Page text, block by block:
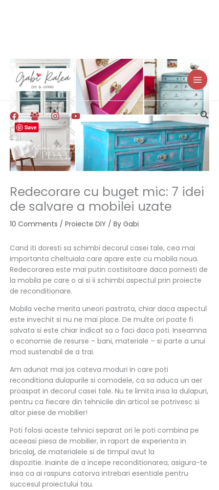
Skip
content
Redecorare cu buget mic: 7 idei
de salvare a mobilei uzate
10 Comments / Proiecte DIY / By Gabi
Cand iti doresti sa schimbi decorul casei tale, cea mai
importanta cheltuiala care apare este cu mobila noua.
Redecorarea este mai putin costisitoare daca pornesti de
la mobila pe care o ai si ii schimbi aspectul prin proiecte
de reconditionare.
Mobila veche merita uneori pastrata, chiar daca aspectul
este invechit si nu ne mai place. De multe ori poate fi
salvata si este chiar indicat sa o faci daca poti. Inseamna
o economie de resurse – bani, materiale – si parte a unui
mod sustenabil de a trai.
Am adunat mai jos cateva moduri in care poti
reconditiona dulapurile si comodele, ca sa aduca un aer
proaspat in decorul casei tale. Nu te limita insa la dulapuri,
pentru ca fiecare din tehnicile din articol se potrivesc si
altor piese de mobilier!
Poti folosi aceste tehnici separat ori le poti combina pe
aceeasi piesa de mobilier, in raport de experienta in
bricolaj, de materialele si de timpul avut la
dispozitie. Inainte de a incepe reconditionarea, asigura-te
insa ca ai raspuns catorva intrebari esentiale pentru
succesul proiectului tau.
Save